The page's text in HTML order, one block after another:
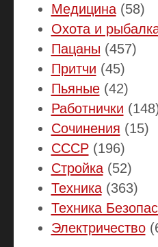
Медицина(58)
Охота и
Пацаны (457)
Притчи (45)
Пьяные(42)
Работнички
Сочинения (15)
СССР(196)
Стройка(52)
Техника(363)
Техника
Электричество